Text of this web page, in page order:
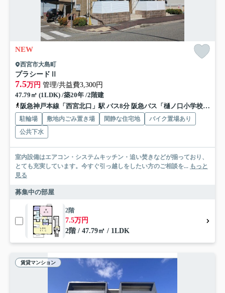
NEW
西宮市大島町
プラシードⅡ
7.5万円 管理/共益費3,300円
47.79㎡ (1LDK) /築20年 /2階建
阪急神戸本線「西宮北口」駅 バス8分 阪急バス「樋ノ口小学校前」 停歩2分
駐輪場 敷地内ごみ置き場 閑静な住宅地
バイク置場あり
公共下水
室内設備はエアコン・システムキッチン・追い焚きなどが揃っており、
とても充実しています。今すぐ引っ越しをしたい方のご相談を... もっと
見る
募集中の部屋
2階
7.5万円
2階 / 47.79㎡ / 1LDK
賃貸マンション